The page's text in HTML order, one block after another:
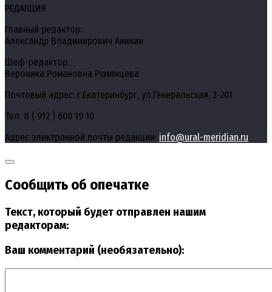
РЕДАКЦИЯ
Главный редактор:
Александр Владимирович Аникин
Шеф-редактор:
Вероника Романовна Румянцева
Почтовый адрес: г.Екатеринбург, ул.Генеральская, 3-201
Тел: 8 ( 912 ) 600 19 10
Адрес электронной почты редакции: info@ural-meridian.ru
Сообщить об опечатке
Текст, который будет отправлен нашим
редакторам:
Ваш комментарий (необязательно):